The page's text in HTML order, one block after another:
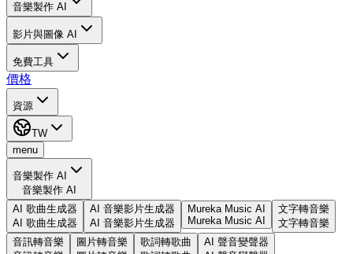
音樂製作 AI
影片與圖像 AI
免費工具
價格
資源
TW
menu
音樂製作 AI
音樂製作 AI
AI 歌曲生成器
AI 歌曲生成器
AI 音樂影片生成器
AI 音樂影片生成器
Mureka Music AI
Mureka Music AI
文字轉音樂
文字轉音樂
音訊轉音樂
圖片轉音樂
歌詞轉歌曲
AI 聲音變聲器